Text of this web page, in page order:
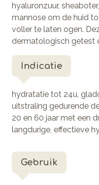
hyaluronzuur,
mannose om de huid
voller te laten ogen.
dermatologisch getest
Indicatie
hydratatie tot 24u,
uitstraling gedurende
20 en 60 jaar met een
langdurige, effectieve
Gebruik